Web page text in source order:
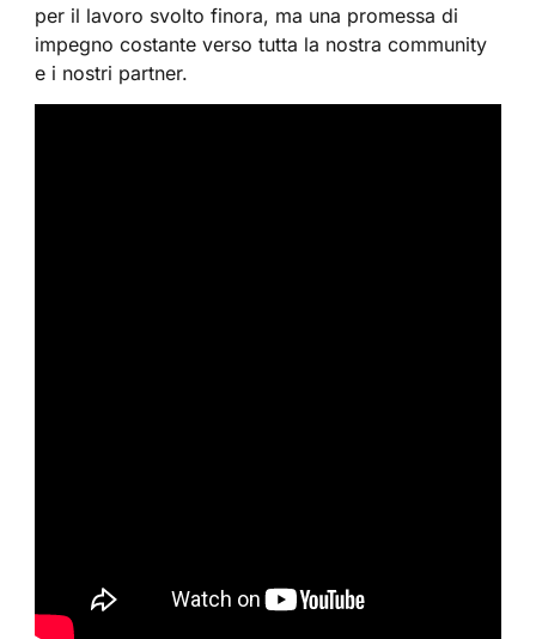
per il lavoro svolto finora, ma una promessa di
impegno costante verso tutta la nostra community
e i nostri partner.